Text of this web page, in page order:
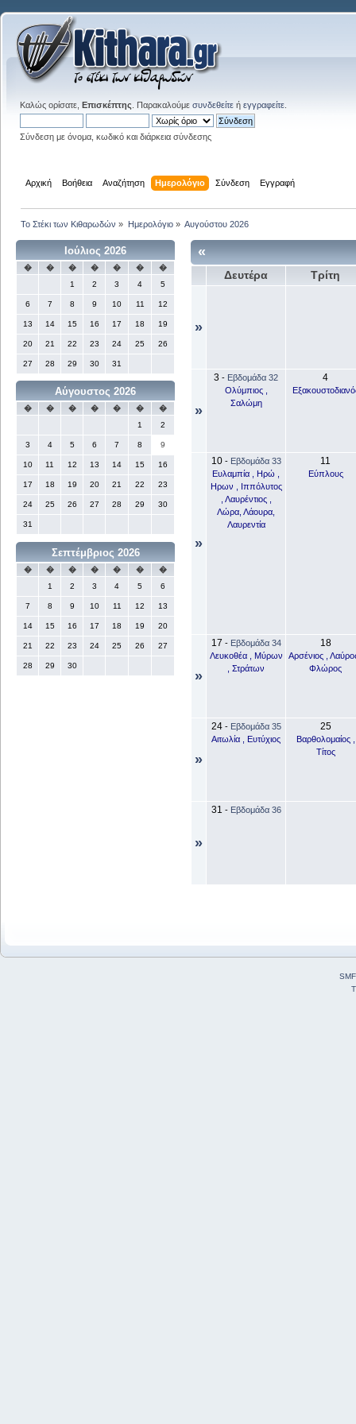
Καλώς ορίσατε, Επισκέπτης . Παρακαλούμε συνδεθείτε ή εγγραφείτε
Σύνδεση με όνομα, κωδικό και διάρκεια σύνδεσης
Αρχική Βοήθεια Αναζήτηση Ημερολόγιο Σύνδεση Εγγραφή
Το Στέκι των Κιθαρωδών » Ημερολόγιο» Αυγούστου 2026
Ιούλιος 2026
� � � � � �
�
1
2 3 4 5
6 7 8 9 10 11 12
13 14 15 16 17 18 19
20 21 22 23 24 25 26
27 28 29 30 31
Αύγουστος 2026
� � � � � �
�
1
2
3 4 5 6 7 8 9
10 11 12 13 14 15 16
17 18 19 20 21 22 23
24 25 26 27 28 29 30
31
Σεπτέμβριος 2026
� � � � � �
�
1
2 3 4 5 6
7 8 9 10 11 12 13
14 15 16 17 18 19 20
21 22 23 24 25 26 27
28 29 30
«
Δευτέρα Τρίτη
»
»
3 - Εβδομάδα 32
Ολύμπιος ,
Σαλώμη
4
»
10- Εβδομάδα 33
Ευλαμπία , Ηρώ ,
Ηρων , Ιππόλυτος
, Λαυρέντιος ,
Λώρα, Λάουρα,
Λαυρεντία
11
Εύπλους
»
17 - Εβδομάδα 34
Λευκοθέα , Μύρων
, Στράτων
18
Αρσένιος ,
Φλώρος
»
24- Εβδομάδα 35
Αιτωλία , Ευτύχιος
25
Βαρθολομαίος ,
Τίτος
»
31 - Εβδομάδα 36